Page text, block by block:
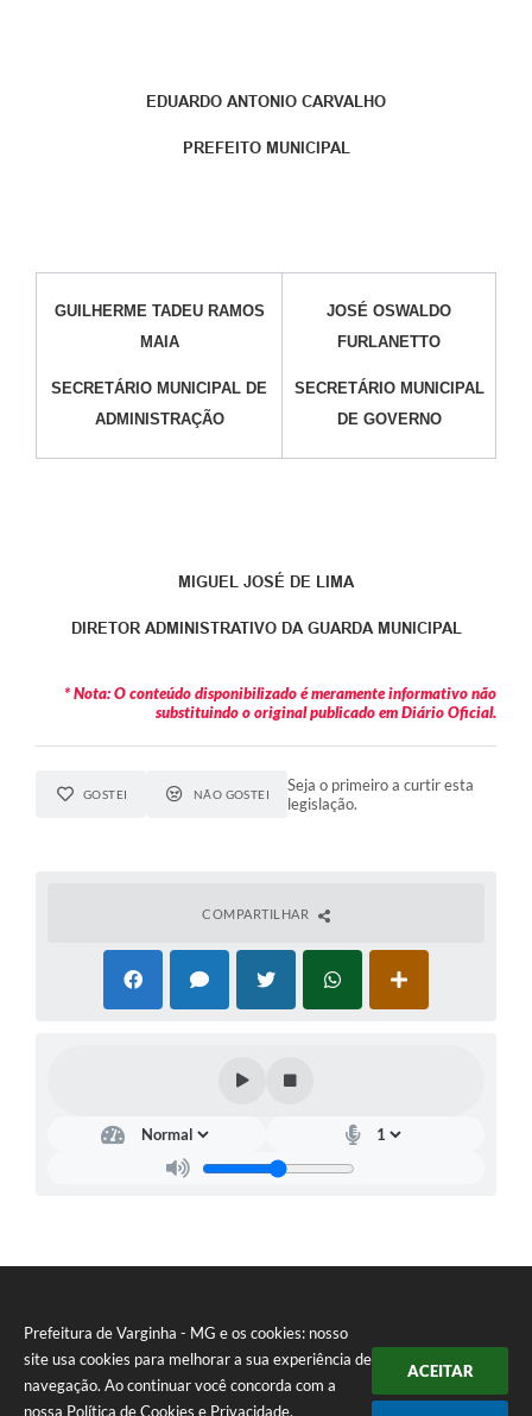
Prefeitura de Varginha - MG e os cookies: nosso
site usa cookies para melhorar a sua experiência de
navegação. Ao continuar você concorda com a
nossa Política de Cookies e Privacidade.
ACEITAR
EDUARDO ANTONIO CARVALHO
PREFEITO MUNICIPAL
GUILHERME TADEU RAMOS
MAIA
SECRETÁRIO MUNICIPAL DE
ADMINISTRAÇÃO
JOSÉ OSWALDO
FURLANETTO
SECRETÁRIO MUNICIPAL
DE GOVERNO
MIGUEL JOSÉ DE LIMA
DIRETOR ADMINISTRATIVO DA GUARDA MUNICIPAL
* Nota: O conteúdo disponibilizado é meramente informativo não
substituindo o original publicado em Diário Oficial.
GOSTEI NÃO GOSTEI
Seja o primeiro a curtir esta
legislação.
COMPARTILHAR